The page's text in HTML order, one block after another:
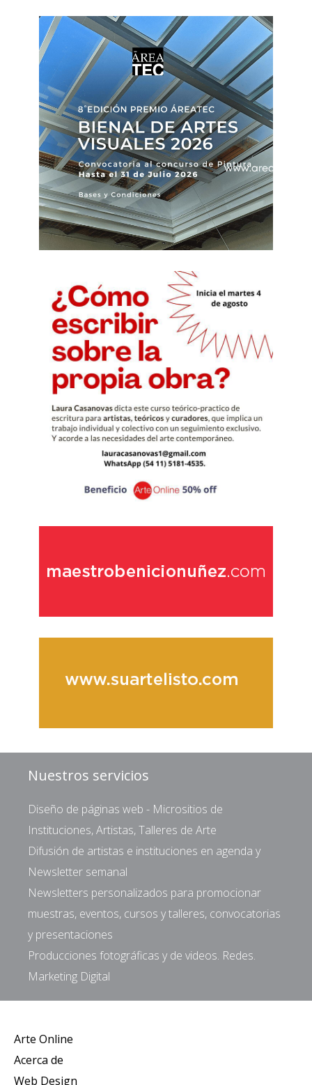
Nuestros servicios
Diseño de páginas web - Micrositios de
Instituciones, Artistas, Talleres de Arte
Difusión de artistas e instituciones en agenda y
Newsletter semanal
Newsletters personalizados para promocionar
muestras, eventos, cursos y talleres, convocatorias
y presentaciones
Producciones fotográficas y de videos. Redes.
Marketing Digital
Arte Online
Acerca de
Web Design